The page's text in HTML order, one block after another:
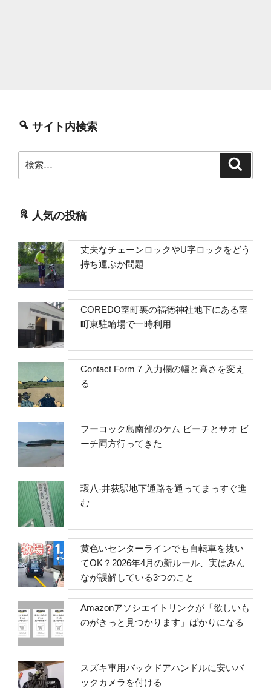
サイト内検索
索:
人気の投稿
丈夫なチェーンロックやU字ロックをどう
持ち運ぶか問題
COREDO室町裏の福徳神社地下にある室
町東駐輪場で一時利用
Contact Form 7 入力欄の幅と高さを変え
る
フーコック島南部のケム ビーチとサオ ビ
ーチ両方行ってきた
環八-井荻駅地下通路を通ってまっすぐ進
む
黄色いセンターラインでも自転車を抜い
てOK？2026年4月の新ルール、実はみん
なが誤解している3つのこと
Amazonアソシエイトリンクが「欲しいも
のがきっと見つかります」ばかりになる
スズキ車用バックドアハンドルに安いバ
ックカメラを付ける